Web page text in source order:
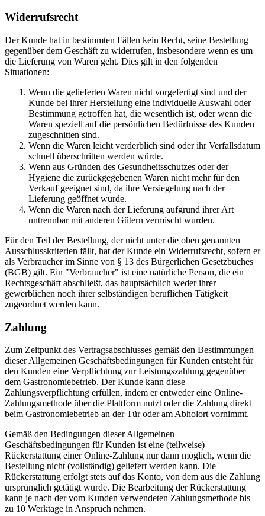
Widerrufsrecht
Der Kunde hat in bestimmten Fällen kein Recht, seine Bestellung
gegenüber dem Geschäft zu widerrufen, insbesondere wenn es um
die Lieferung von Waren geht. Dies gilt in den folgenden
Situationen:
Wenn die gelieferten Waren nicht vorgefertigt sind und der
Kunde bei ihrer Herstellung eine individuelle Auswahl oder
Bestimmung getroffen hat, die wesentlich ist, oder wenn die
Waren speziell auf die persönlichen Bedürfnisse des Kunden
zugeschnitten sind.
Wenn die Waren leicht verderblich sind oder ihr Verfallsdatum
schnell überschritten werden würde.
Wenn aus Gründen des Gesundheitsschutzes oder der
Hygiene die zurückgegebenen Waren nicht mehr für den
Verkauf geeignet sind, da ihre Versiegelung nach der
Lieferung geöffnet wurde.
Wenn die Waren nach der Lieferung aufgrund ihrer Art
untrennbar mit anderen Gütern vermischt wurden.
Für den Teil der Bestellung, der nicht unter die oben genannten
Ausschlusskriterien fällt, hat der Kunde ein Widerrufsrecht, sofern er
als Verbraucher im Sinne von § 13 des Bürgerlichen Gesetzbuches
(BGB) gilt. Ein "Verbraucher" ist eine natürliche Person, die ein
Rechtsgeschäft abschließt, das hauptsächlich weder ihrer
gewerblichen noch ihrer selbständigen beruflichen Tätigkeit
zugeordnet werden kann.
Zahlung
Zum Zeitpunkt des Vertragsabschlusses gemäß den Bestimmungen
dieser Allgemeinen Geschäftsbedingungen für Kunden entsteht für
den Kunden eine Verpflichtung zur Leistungszahlung gegenüber
dem Gastronomiebetrieb. Der Kunde kann diese
Zahlungsverpflichtung erfüllen, indem er entweder eine Online-
Zahlungsmethode über die Plattform nutzt oder die Zahlung direkt
beim Gastronomiebetrieb an der Tür oder am Abholort vornimmt.
Gemäß den Bedingungen dieser Allgemeinen
Geschäftsbedingungen für Kunden ist eine (teilweise)
Rückerstattung einer Online-Zahlung nur dann möglich, wenn die
Bestellung nicht (vollständig) geliefert werden kann. Die
Rückerstattung erfolgt stets auf das Konto, von dem aus die Zahlung
ursprünglich getätigt wurde. Die Bearbeitung der Rückerstattung
kann je nach der vom Kunden verwendeten Zahlungsmethode bis
zu 10 Werktage in Anspruch nehmen.